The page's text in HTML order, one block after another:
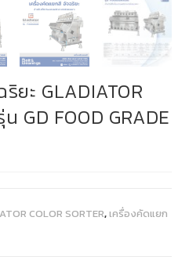
ยะ GLADIATOR
GD FOOD GRADE
COLOR SORTER,เครื่องคัดแยก